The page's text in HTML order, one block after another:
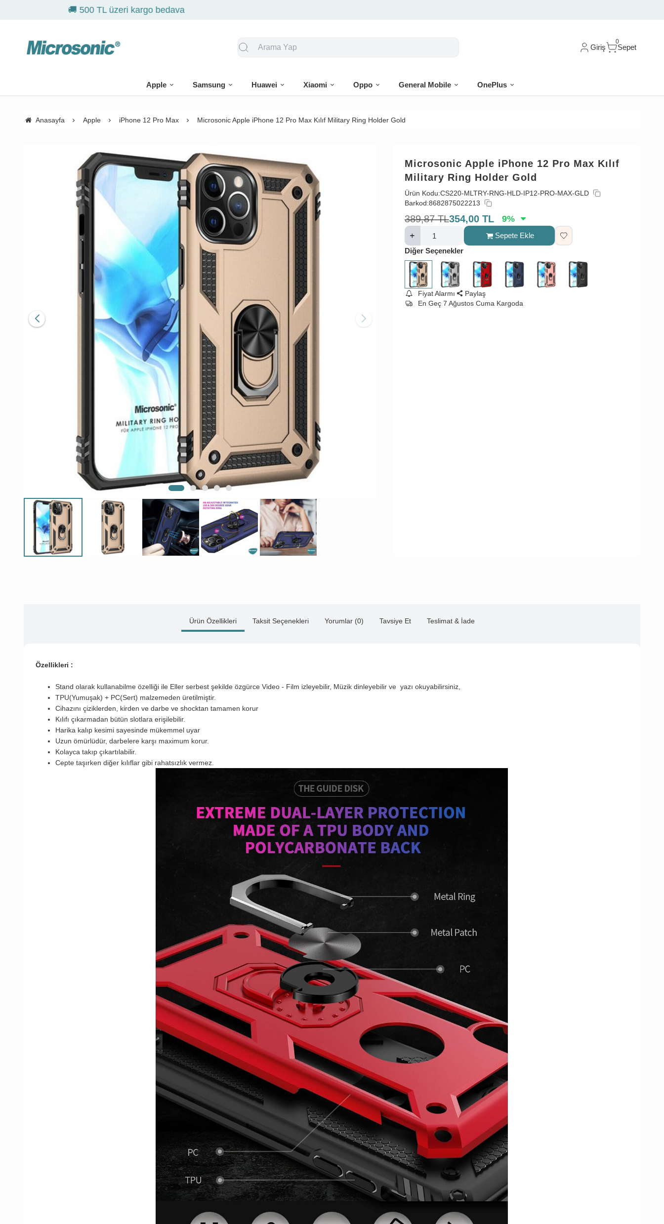
Giriş
0
Sepet
Apple Samsung Huawei Xiaomi Oppo General Mobile OnePlus
Anasayfa Apple iPhone 12 Pro Max Microsonic Apple iPhone 12 Pro Max Kılıf Military Ring Holder Gold
Microsonic Apple iPhone 12 Pro Max Kılıf
Military Ring Holder Gold
Ürün Kodu:CS220-MLTRY-RNG-HLD-IP12-PRO-MAX-GLD
Barkod:8682875022213
389,87 TL354,00 TL 9%
Sepete Ekle
Diğer Seçenekler
Fiyat Alarmı
Paylaş
En Geç 7 Ağustos Cuma Kargoda
Ürün Özellikleri Taksit Seçenekleri Yorumlar (0) Tavsiye Et Teslimat & İade
Özellikleri :
Stand olarak kullanabilme özelliği ile Eller serbest şekilde özgürce Video - Film izleyebilir, Müzik dinleyebilir ve yazı okuyabilirsiniz,
TPU(Yumuşak) + PC(Sert) malzemeden üretilmiştir.
Cihazını çiziklerden, kirden ve darbe ve shocktan tamamen korur
Kılıfı çıkarmadan bütün slotlara erişilebilir.
Harika kalıp kesimi sayesinde mükemmel uyar
Uzun ömürlüdür, darbelere karşı maximum korur.
Kolayca takıp çıkartılabilir.
Cepte taşırken diğer kılıflar gibi rahatsızlık vermez.